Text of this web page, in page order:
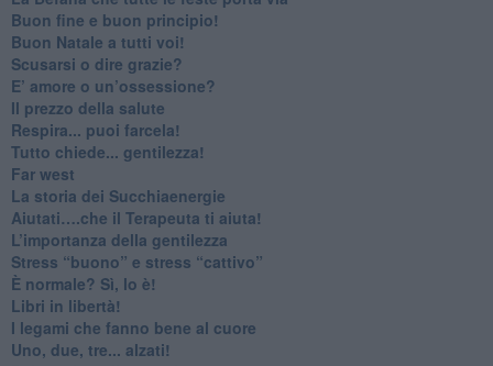
Buon fine e buon principio!
​Buon Natale a tutti voi!
​Scusarsi o dire grazie?
​E’ amore o un’ossessione?
​Il prezzo della salute
​Respira... puoi farcela!
​Tutto chiede... gentilezza!
​Far west
​La storia dei Succhiaenergie
​Aiutati….che il Terapeuta ti aiuta!
​L’importanza della gentilezza
​Stress “buono” e stress “cattivo”
​È normale? Sì, lo è!
​Libri in libertà!
​I legami che fanno bene al cuore
Uno, due, tre... alzati!​